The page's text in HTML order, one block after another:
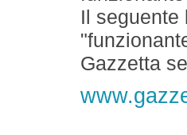
Il seguente
Gazzetta